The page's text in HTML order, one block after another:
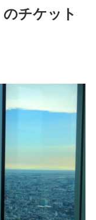
チケット